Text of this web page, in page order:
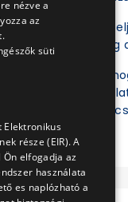
követően az adott
tekinthetők meg
a figyelmet,
regisztrált és
Az eljárással
nézve a
az
süti
Elektronikus
része (EIR). A
elfogadja az
használata
es naplózható a